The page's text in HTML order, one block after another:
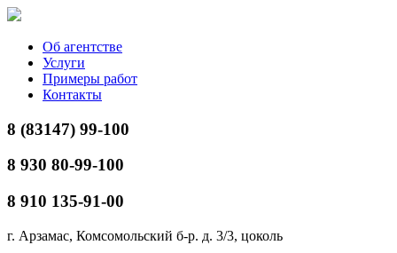
Об агентстве
Услуги
Примеры работ
Контакты
8 (83147) 99-100
8 930 80-99-100
8 910 135-91-00
г. Арзамас, Комсомольский б-р. д. 3/3, цоколь